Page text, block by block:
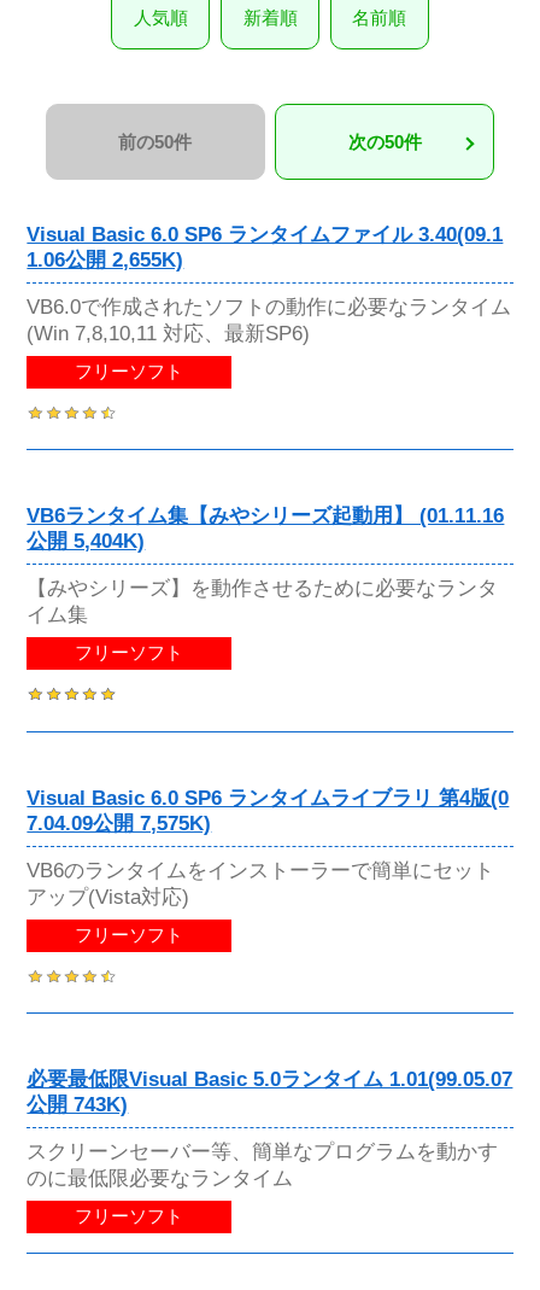
人気順 新着順 名前順
前の50件 次の50件
Visual Basic 6.0 SP6 ランタイムファイル 3.40(09.1
1.06公開 2,655K)
VB6.0で作成されたソフトの動作に必要なランタイム
(Win 7,8,10,11 対応、最新SP6)
フリーソフト
VB6ランタイム集【みやシリーズ起動用】 (01.11.16
公開 5,404K)
【みやシリーズ】を動作させるために必要なランタ
イム集
フリーソフト
Visual Basic 6.0 SP6 ランタイムライブラリ 第4版(0
7.04.09公開 7,575K)
VB6のランタイムをインストーラーで簡単にセット
アップ(Vista対応)
フリーソフト
必要最低限Visual Basic 5.0ランタイム 1.01(99.05.07
公開 743K)
スクリーンセーバー等、簡単なプログラムを動かす
のに最低限必要なランタイム
フリーソフト